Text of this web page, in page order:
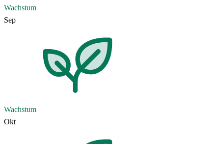
Wachstum
Sep
Wachstum
Okt